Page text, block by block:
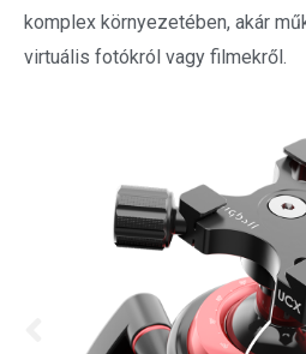
komplex környezetében, akár
virtuális fotókról vagy filmekről.